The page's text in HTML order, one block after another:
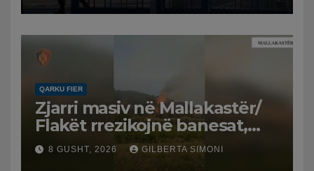
QARKU FIER
Zjarri masiv në Mallakastër/
Flakët rrezikojnë banesat,
Policia evakuon disa familje
në Koilac
8 GUSHT, 2026 GILBERTA SIMONI